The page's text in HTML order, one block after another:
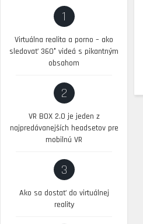
1
Virtuálna realita a porno – ako
sledovať 360° videá s pikantným
obsahom
2
VR BOX 2.0 je jeden z
najpredávanejších headsetov pre
mobilnú VR
3
Ako sa dostať do virtuálnej
reality